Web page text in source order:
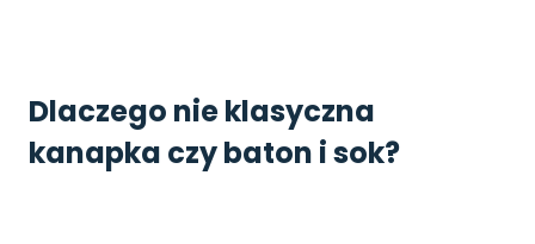
Dlaczego nie klasyczna
kanapka czy baton i sok?